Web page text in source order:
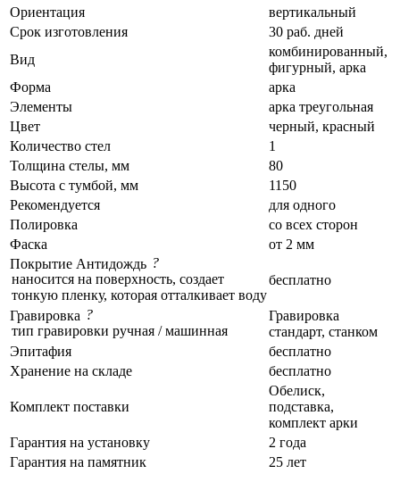
Ориентация
вертикальный
Срок изготовления
30 раб. дней
Вид
комбинированный,
фигурный, арка
Форма
арка
Элементы
арка треугольная
Цвет
черный, красный
Количество стел
1
Толщина стелы, мм
80
Высота с тумбой, мм
1150
Рекомендуется
для одного
Полировка
со всех сторон
Фаска
от 2 мм
Покрытие Антидождь ?
наносится на поверхность, создает
тонкую пленку, которая отталкивает воду
бесплатно
Гравировка ?
тип гравировки ручная / машинная
Гравировка
стандарт, станком
Эпитафия
бесплатно
Хранение на складе
бесплатно
Комплект поставки
Обелиск,
подставка,
комплект арки
Гарантия на установку
2 года
Гарантия на памятник
25 лет